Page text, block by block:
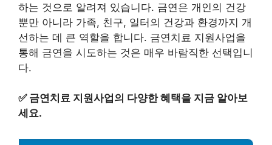
하는 것으로 알려져 있습니다. 금연은 개인의 건강
뿐만 아니라 가족, 친구, 일터의 건강과 환경까지 개
선하는 데 큰 역할을 합니다. 금연치료 지원사업을
통해 금연을 시도하는 것은 매우 바람직한 선택입니
다.
✅ 금연치료 지원사업의 다양한 혜택을 지금 알아보
세요.